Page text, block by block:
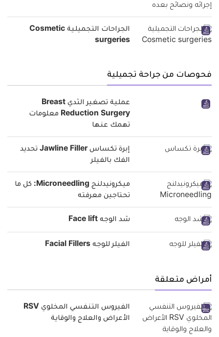
الجراحات التجميلية Cosmetic
surgeries
فحوصات من جراحة تجميلية
عملية تصغير الثدي Breast
Reduction Surgery معلومات
تهمك عنها
إبرة تكساس Jawline Filler تحديد
الفك بالفيلر
ميكرونيدلنج Microneedling: كل ما
تحتاجين معرفته
شد الوجه Face lift
الفيلر للوجه Facial Fillers
أمراض متعلقة
الفيروس التنفسي المخلوي RSV
الأعراض والعلاج والوقاية